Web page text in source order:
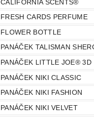
CALIFORNIA SCENTS®
FRESH CARDS PERFUME
FLOWER BOTTLE
PANÁČEK TALISMAN
PANÁČEK LITTLE JOE® 3D
PANÁČEK NIKI CLASSIC
PANÁČEK NIKI FASHION
PANÁČEK NIKI VELVET